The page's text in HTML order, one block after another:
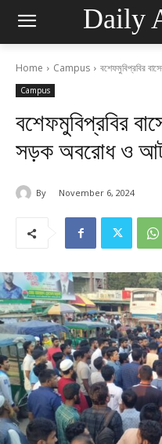
Daily
Home Campus বশেফমুবিপ্রবির
Campus
বশেফমুবিপ্রবির
সড়ক অবরোধ ও
By November 6, 2024